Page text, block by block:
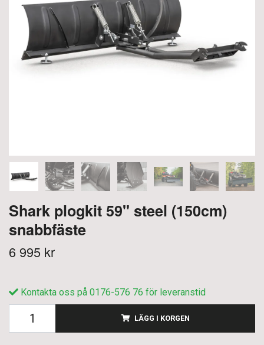
Shark plogkit 59" steel (150cm)
snabbfäste
6 995 kr
Kontakta oss på 0176-576 76 för leveranstid
LÄGG I KORGEN